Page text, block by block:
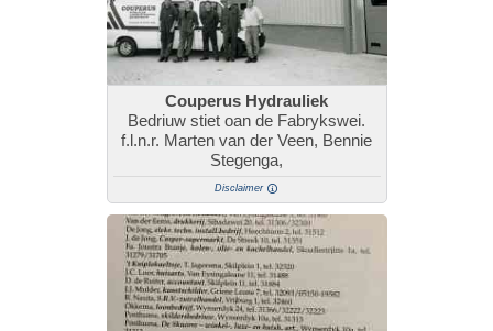
Couperus Hydrauliek
Bedriuw stiet oan de Fabrykswei.
f.l.n.r. Marten van der Veen, Bennie
Stegenga,
Disclaimer